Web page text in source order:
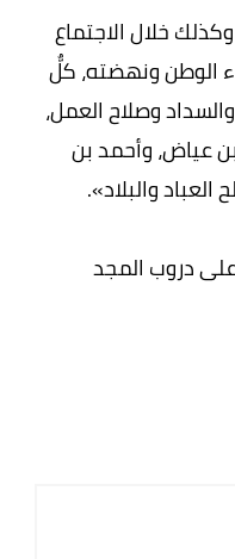
خلال الاجتماع
الوطن ونهضته، كلٌّ
وصلاح العمل،
عياض، وأحمد بن
والبلاد».
دروب المجد